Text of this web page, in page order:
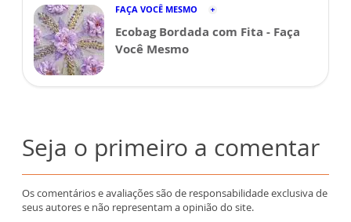
FAÇA VOCÊ MESMO
Ecobag Bordada com Fita - Faça
Você Mesmo
Seja o primeiro a comentar
Os comentários e avaliações são de responsabilidade exclusiva de
seus autores e não representam a opinião do site.